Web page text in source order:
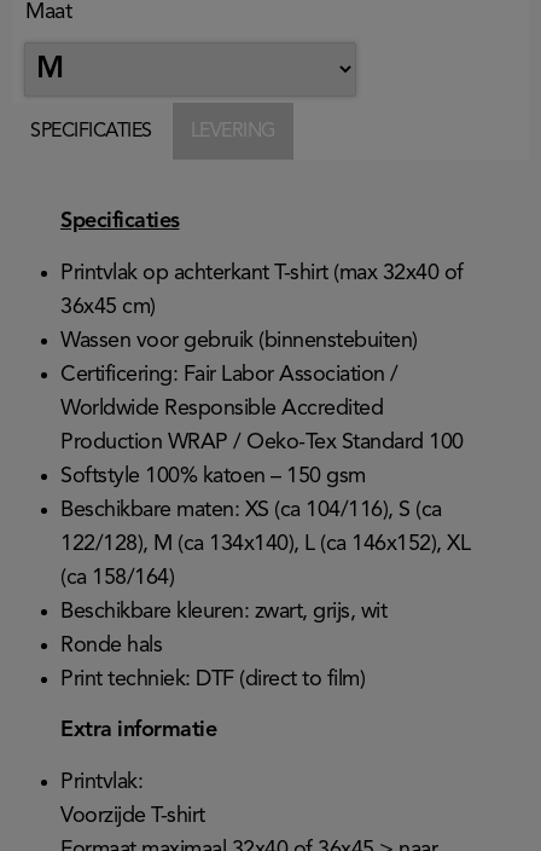
Maat
SPECIFICATIES LEVERING
Specificaties
Printvlak op achterkant T-shirt (max 32x40 of
36x45 cm)
Wassen voor gebruik (binnenstebuiten)
Certificering: Fair Labor Association /
Worldwide Responsible Accredited
Production WRAP / Oeko-Tex Standard 100
Softstyle 100% katoen – 150 gsm
Beschikbare maten: XS (ca 104/116), S (ca
122/128), M (ca 134x140), L (ca 146x152), XL
(ca 158/164)
Beschikbare kleuren: zwart, grijs, wit
Ronde hals
Print techniek: DTF (direct to film)
Extra informatie
Printvlak:
Voorzijde T-shirt